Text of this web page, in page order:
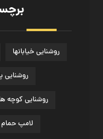
روشنایی خیابان­ها
روشنایی
روشنایی کوچه
لامپ حمام